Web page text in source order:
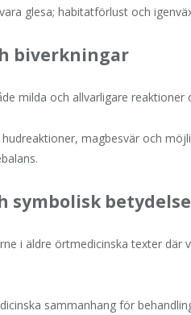
glesa; habitatförlust och
biverkningar
milda och allvarligare reaktioner
magbesvär och
symbolisk betydelse
i äldre örtmedicinska texter där
sammanhang för